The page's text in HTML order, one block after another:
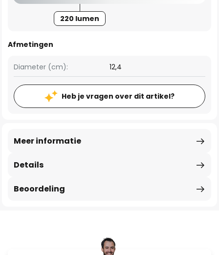
220 lumen
Afmetingen
Diameter (cm): 12,4
Heb je vragen over dit artikel?
Details
Meer informatie
Beoordeling